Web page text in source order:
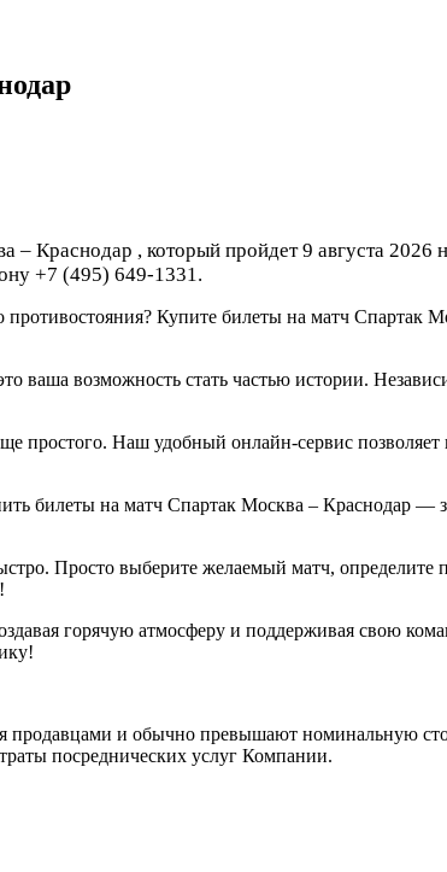
Краснодар , который пройдет 9 августа
+7 (495) 649-1331.
противостояния? Купите билеты на матч
возможность стать частью истории.
простого. Наш удобный онлайн-сервис
билеты на матч Спартак Москва – Краснодар
Просто выберите желаемый матч, определите
горячую атмосферу и поддерживая свою
и обычно превышают номинальную
посреднических услуг Компании.